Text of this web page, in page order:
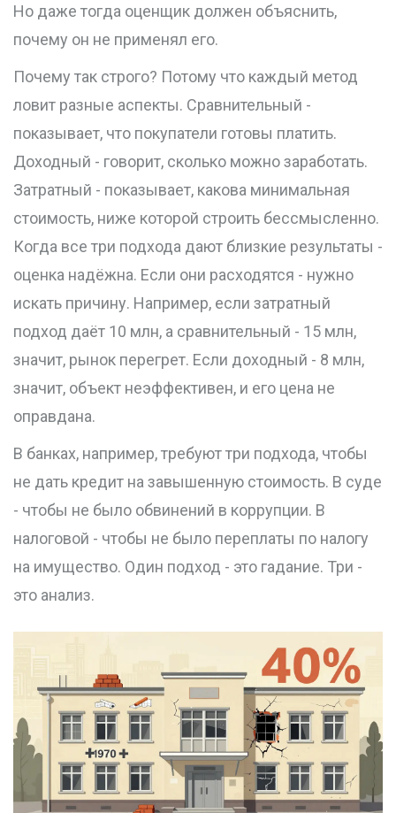
Но даже тогда оценщик должен объяснить,
почему он не применял его.
Почему так строго? Потому что каждый метод
ловит разные аспекты. Сравнительный -
показывает, что покупатели готовы платить.
Доходный - говорит, сколько можно заработать.
Затратный - показывает, какова минимальная
стоимость, ниже которой строить бессмысленно.
Когда все три подхода дают близкие результаты -
оценка надёжна. Если они расходятся - нужно
искать причину. Например, если затратный
подход даёт 10 млн, а сравнительный - 15 млн,
значит, рынок перегрет. Если доходный - 8 млн,
значит, объект неэффективен, и его цена не
оправдана.
В банках, например, требуют три подхода, чтобы
не дать кредит на завышенную стоимость. В суде
- чтобы не было обвинений в коррупции. В
налоговой - чтобы не было переплаты по налогу
на имущество. Один подход - это гадание. Три -
это анализ.